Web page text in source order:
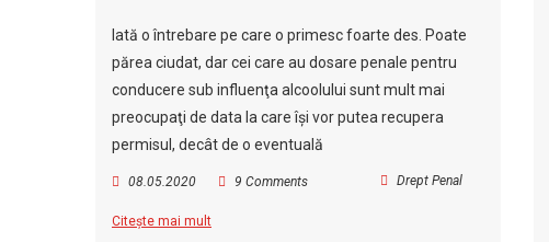
Iată o întrebare pe care o primesc foarte des. Poate
părea ciudat, dar cei care au dosare penale pentru
conducere sub influenţa alcoolului sunt mult mai
preocupaţi de data la care îşi vor putea recupera
permisul, decât de o eventuală
08.05.2020 Drept Penal
9 Comments
Citește mai mult